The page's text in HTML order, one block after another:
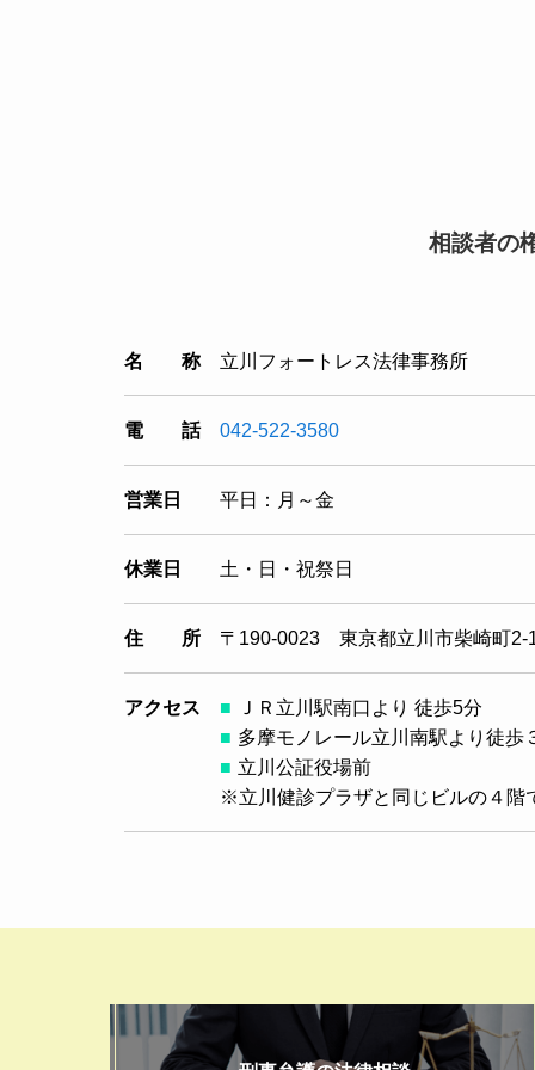
相談者の
名 称 立川フォートレス法律事務所
電 話 042-522-3580
営業日 平日：月～金
休業日 土・日・祝祭日
住 所 〒190-0023 東京都立川市柴崎町
アクセス
ＪＲ立川駅南口より 徒歩5分
多摩モノレール立川南駅より徒歩
立川公証役場前
※立川健診プラザと同じビルの４階